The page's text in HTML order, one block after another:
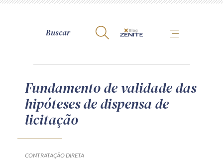
A Zênite
Como publicar conosco
Fundamento de validade das
hipóteses de dispensa de
licitação
CONTRATAÇÃO DIRETA